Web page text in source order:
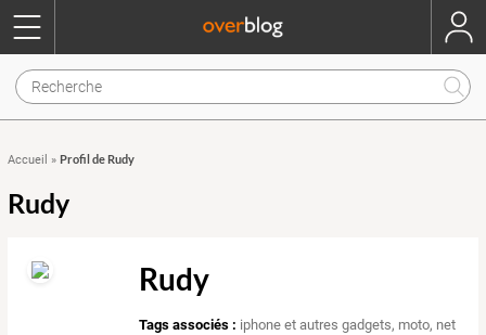
Accueil » Profil de Rudy
Rudy
Rudy
Tags associés : iphone et autres gadgets, moto, net